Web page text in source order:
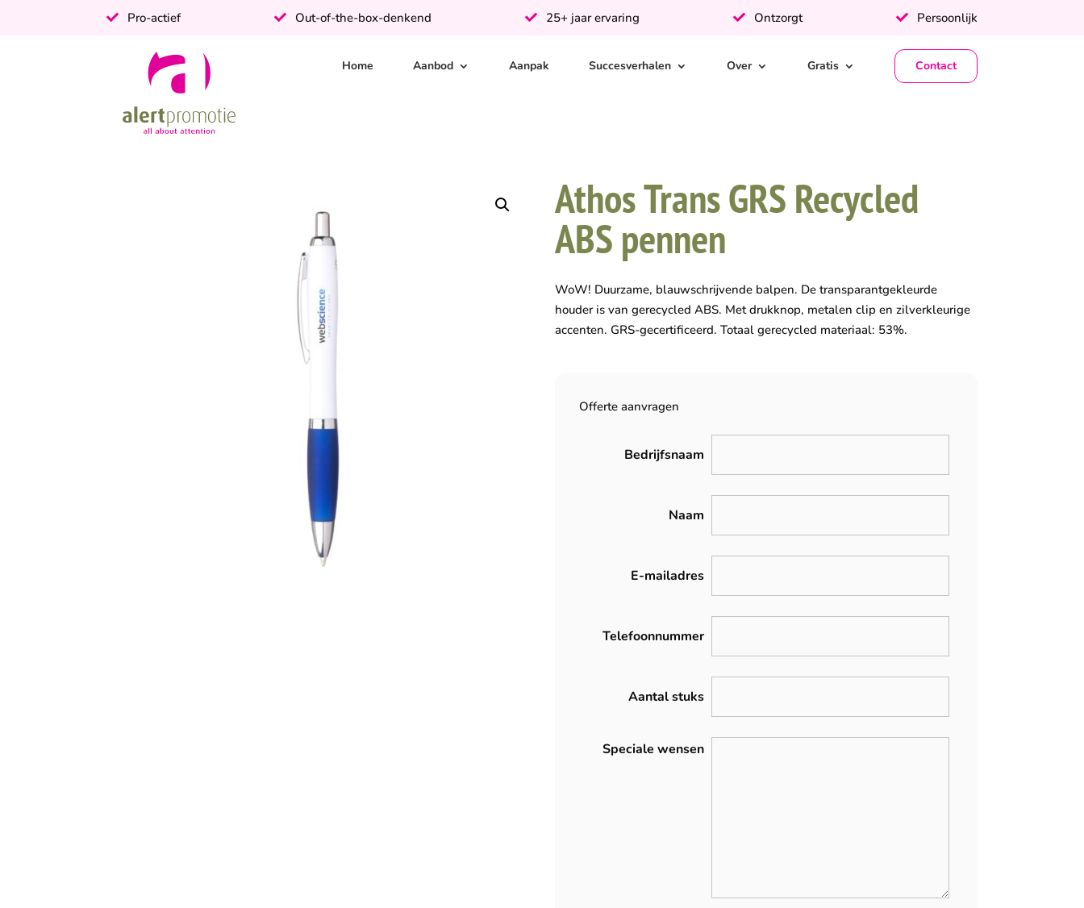
Pro-actief Out-of-the-box-denkend 25+ jaar ervaring Ontzorgt Persoonlijk
Home Aanbod Aanpak Succesverhalen Over Gratis Contact
Athos Trans GRS Recycled
ABS pennen
WoW! Duurzame, blauwschrijvende balpen. De transparantgekleurde
houder is van gerecycled ABS. Met drukknop, metalen clip en zilverkleurige
accenten. GRS-gecertificeerd. Totaal gerecycled materiaal: 53%.
Offerte aanvragen
Bedrijfsnaam
Naam
E-mailadres
Telefoonnummer
Aantal stuks
Speciale wensen